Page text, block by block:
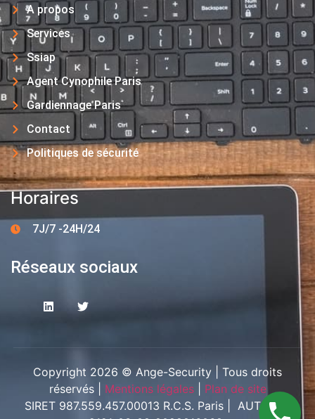
A propos
Services
Ssiap
Agent Cynophile Paris
Gardiennage Paris
Contact
Politiques de sécurité
Horaires
7J/7 -24H/24
Réseaux sociaux
Copyright 2026 © Ange-Security | Tous droits
réservés | Mentions légales| Plan de site
SIRET 987.559.457.00013 R.C.S. Paris | AUT-094-